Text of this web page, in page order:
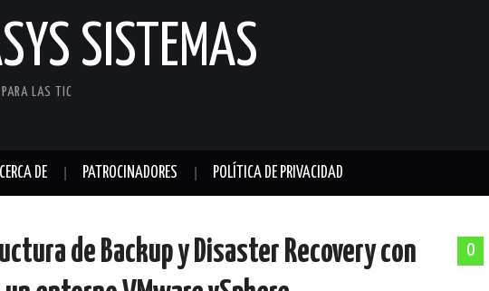
SISTEMAS
LAS TIC
DE PATROCINADORES POLÍTICA DE PRIVACIDAD
0
de Backup y Disaster Recovery con